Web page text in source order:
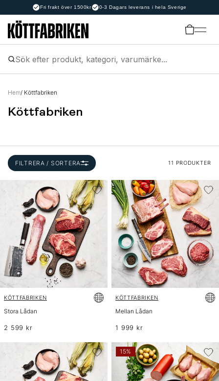
Fri frakt över 1500kr 0-3 Dagars leverans i hela Sverige
Hem/ Köttfabriken
Köttfabriken
FILTRERA / SORTERA 11 PRODUKTER
KÖTTFABRIKEN
Stora Lådan
2 599 kr
KÖTTFABRIKEN
Mellan Lådan
1 999 kr
15%